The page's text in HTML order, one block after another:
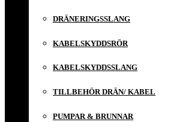
DRÄNERINGSSLANG
KABELSKYDDSRÖR
KABELSKYDDSSLANG
TILLBEHÖR DRÄN/ KABEL
PUMPAR & BRUNNAR